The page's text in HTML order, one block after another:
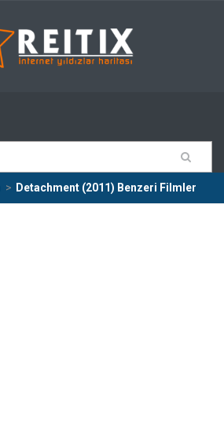
Detachment (2011) Benzeri Filmler